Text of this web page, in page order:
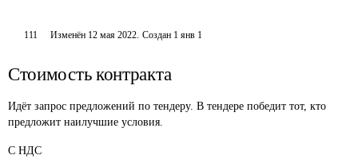
111 Изменён 12 мая 2022. Создан 1 янв 1
Стоимость контракта
Идёт запрос предложений по тендеру. В тендере победит тот, кто
предложит наилучшие условия.
С НДС